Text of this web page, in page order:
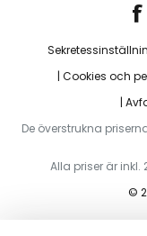
Cookies och
De överstrukna
Alla priser är inkl.
©